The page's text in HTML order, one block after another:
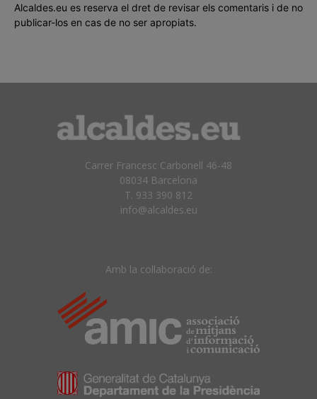
Alcaldes.eu es reserva el dret de revisar els comentaris i de no
publicar-los en cas de no ser apropiats.
Carrer Francesc Carbonell 46-48
08034 Barcelona
T. 933 390 812
info@alcaldes.eu
Amb la col·laboració de: